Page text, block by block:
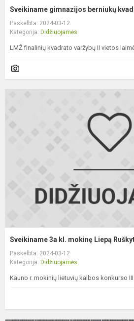
Sveikiname gimnazijos berniukų
Paskelbta: 2024-03-12
Kategorija: Didžiuojamės
LMŽ finalinių kvadrato varžybų II vietos
Sveikiname 3a kl. mokinę Liepą
Paskelbta: 2024-03-12
Kategorija: Didžiuojamės
Kauno r. mokinių lietuvių kalbos konkurso